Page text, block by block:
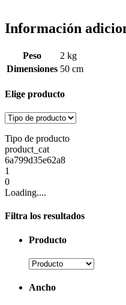
Información
Peso
2 kg
Dimensiones 50 cm
Elige producto
Tipo de producto
product_cat
6a799d35e62a8
1
0
Loading....
Filtra los resultados
Producto
Ancho